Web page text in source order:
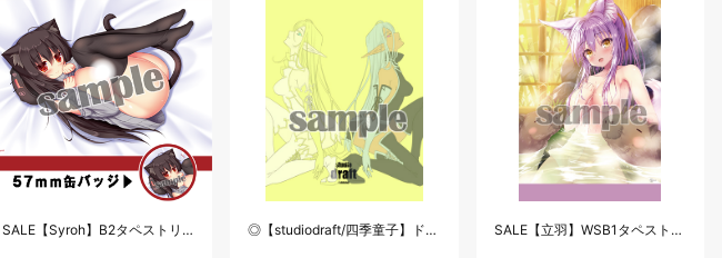
SALE【Syroh】B2タペストリーセット・ニャンモナイト(黒) ◎【studiodraft/四季童子】ドリコミクロス巻メモ1 SALE【立羽】WSB1タペストリー・E☆2 frontier Vol.2